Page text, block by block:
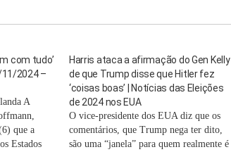
com tudo’
2024 –
A
que a
Estados
Harris ataca a afirmação do Gen Kelly
de que Trump disse que Hitler fez
‘coisas boas’ | Notícias das Eleições
de 2024 nos EUA
O vice-presidente dos EUA diz que os
comentários, que Trump nega ter dito,
são uma “janela” para quem realmente é